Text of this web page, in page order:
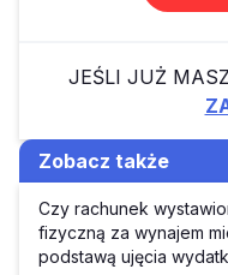
JEŚLI JUŻ
Zobacz także
Czy rachunek
fizyczną za wynajem
podstawą ujęcia